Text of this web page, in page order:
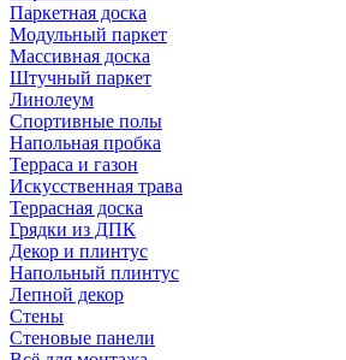
Паркетная доска
Модульный паркет
Массивная доска
Штучный паркет
Линолеум
Спортивные полы
Напольная пробка
Терраса и газон
Искусственная трава
Террасная доска
Грядки из ДПК
Декор и плинтус
Напольный плинтус
Лепной декор
Стены
Стеновые панели